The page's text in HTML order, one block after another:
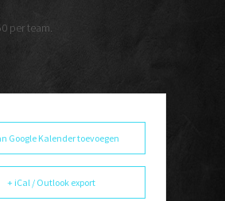
per team.
Google Kalender toevoegen
+ iCal / Outlook export